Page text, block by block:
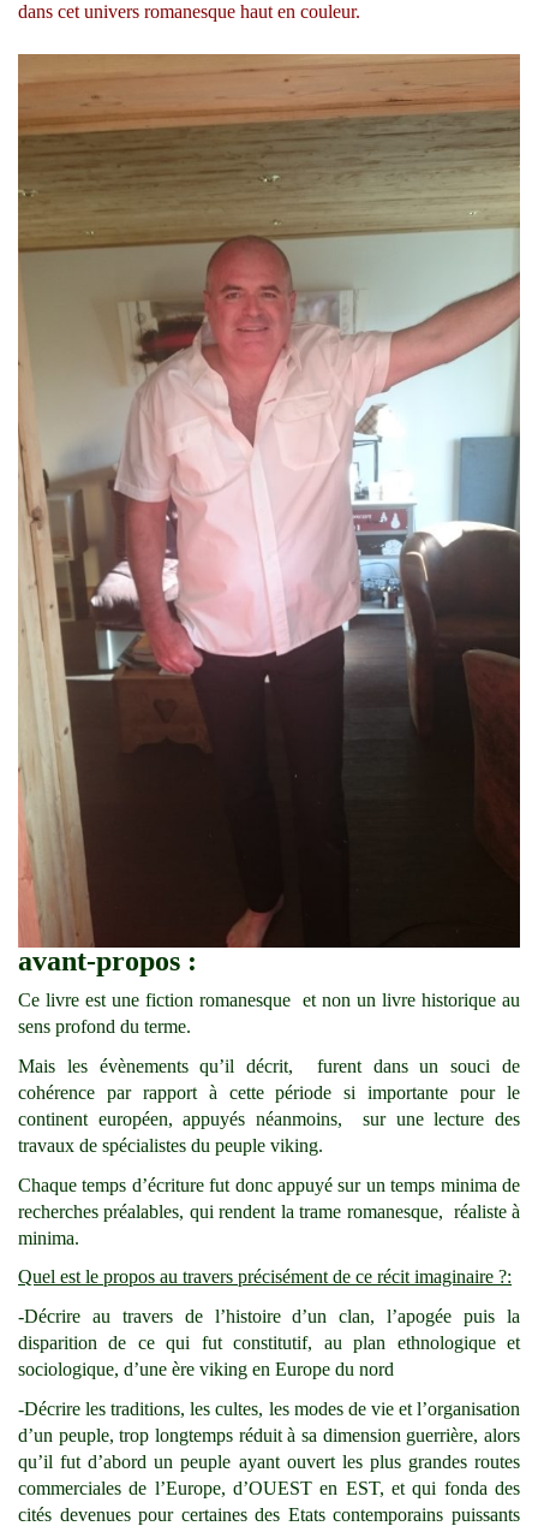
dans cet univers romanesque haut en couleur.
avant-propos :
Ce livre est une fiction romanesque et non un livre historique au
sens profond du terme.
Mais les évènements qu’il décrit, furent dans un souci de
cohérence par rapport à cette période si importante pour le
continent européen, appuyés néanmoins, sur une lecture des
travaux de spécialistes du peuple viking.
Chaque temps d’écriture fut donc appuyé sur un temps minima de
recherches préalables, qui rendent la trame romanesque, réaliste à
minima.
Quel est le propos au travers précisément de ce récit imaginaire ?:
-Décrire au travers de l’histoire d’un clan, l’apogée puis la
disparition de ce qui fut constitutif, au plan ethnologique et
sociologique, d’une ère viking en Europe du nord
-Décrire les traditions, les cultes, les modes de vie et l’organisation
d’un peuple, trop longtemps réduit à sa dimension guerrière, alors
qu’il fut d’abord un peuple ayant ouvert les plus grandes routes
commerciales de l’Europe, d’OUEST en EST, et qui fonda des
cités devenues pour certaines des Etats contemporains puissants